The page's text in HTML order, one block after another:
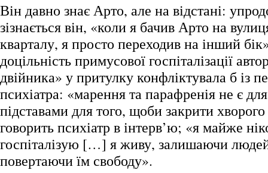
Він давно знає Арто, але на відстані:
зізнається він, «коли я бачив Арто на
кварталу, я просто переходив на інший
доцільність примусової госпіталізації
двійника» у притулку конфліктувала б із
психіатра: «марення та парафренія не є
підставами для того, щоби закрити
говорить психіатр в інтерв’ю; «я майже
госпіталізую […] я живу, залишаючи
повертаючи їм свободу».